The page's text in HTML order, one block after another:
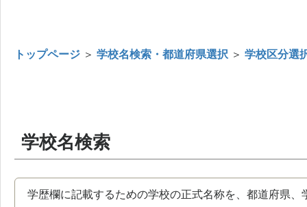
トップページ ＞ 学校名検索・都道府県選択 ＞ 学校区分選
学校名検索
学歴欄に記載するための学校の正式名称を、都道府県